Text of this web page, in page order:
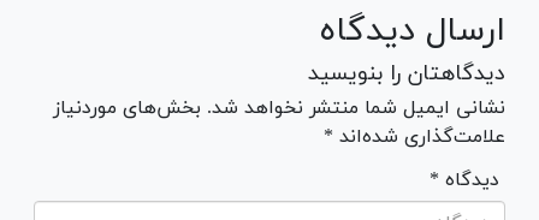
ارسال دیدگاه
دیدگاهتان را بنویسید
نشانی ایمیل شما منتشر نخواهد شد. بخش‌های موردنیاز
علامت‌گذاری شده‌اند *
* دیدگاه